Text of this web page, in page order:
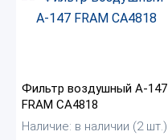
Фильтр воздушный A-147
FRAM СА4818
Наличие: в наличии (2 шт.)